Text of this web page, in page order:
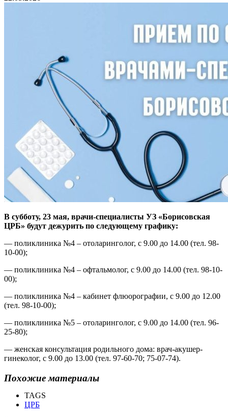
В субботу, 23 мая, врачи-специалисты УЗ «Борисовская
ЦРБ» будут дежурить по следующему графику:
— поликлиника №4 – отоларинголог, с 9.00 до 14.00 (тел. 98-
10-00);
— поликлиника №4 – офтальмолог, с 9.00 до 14.00 (тел. 98-10-
00);
— поликлиника №4 – кабинет флюорографии, с 9.00 до 12.00
(тел. 98-10-00);
— поликлиника №5 – отоларинголог, с 9.00 до 14.00 (тел. 96-
25-80);
— женская консультация родильного дома: врач-акушер-
гинеколог, с 9.00 до 13.00 (тел. 97-60-70; 75-07-74).
Похожие материалы
TAGS
ЦРБ